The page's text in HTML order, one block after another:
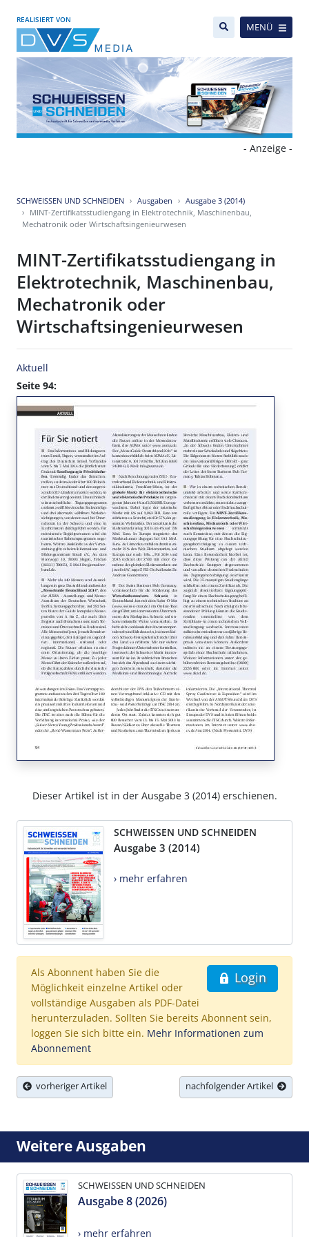
REALISIERT VON
MENÜ
- Anzeige -
SCHWEISSEN UND SCHNEIDEN Ausgaben
Ausgabe 3 (2014)
MINT-Zertifikatsstudiengang in Elektrotechnik, Maschinenbau,
Mechatronik oder Wirtschaftsingenieurwesen
MINT-Zertifikatsstudiengang in
Elektrotechnik, Maschinenbau,
Mechatronik oder
Wirtschaftsingenieurwesen
Aktuell
Seite 94:
Dieser Artikel ist in der Ausgabe 3 (2014) erschienen.
SCHWEISSEN UND SCHNEIDEN
Ausgabe 3 (2014)
› mehr erfahren
Login
Als Abonnent haben Sie die
Möglichkeit einzelne Artikel oder
vollständige Ausgaben als PDF-Datei
herunterzuladen. Sollten Sie bereits Abonnent sein,
loggen Sie sich bitte ein. Mehr Informationen zum
Abonnement
vorheriger Artikel nachfolgender Artikel
Weitere Ausgaben
SCHWEISSEN UND SCHNEIDEN
Ausgabe 8 (2026)
› mehr erfahren